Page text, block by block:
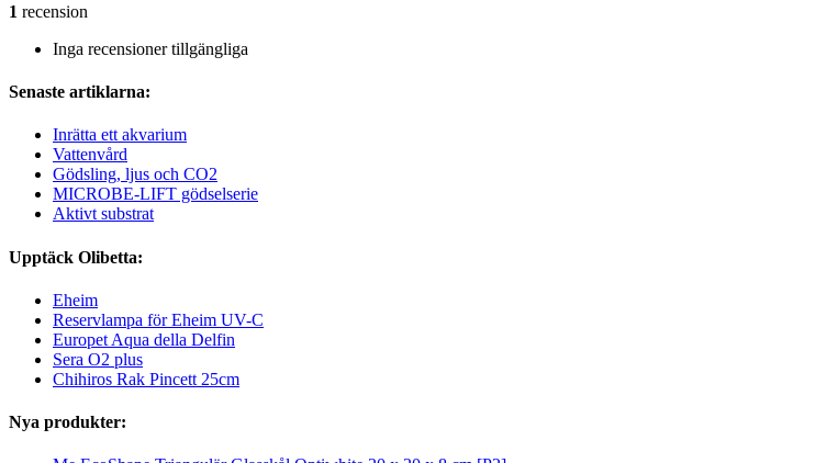
1 recension
Inga recensioner tillgängliga
Senaste artiklarna:
Inrätta ett akvarium
Vattenvård
Gödsling, ljus och CO2
MICROBE-LIFT gödselserie
Aktivt substrat
Upptäck Olibetta:
Eheim
Reservlampa för Eheim UV-C
Europet Aqua della Delfin
Sera O2 plus
Chihiros Rak Pincett 25cm
Nya produkter: